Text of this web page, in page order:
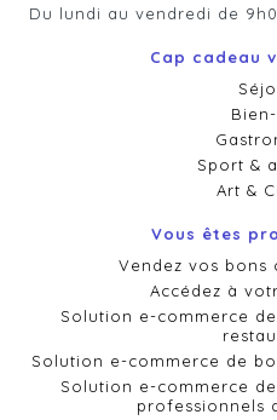
Du lundi au vendredi de
Cap cadeau
Sport &
Art &
Vous êtes
Vendez vos bons
Accédez à
Solution e-commerce
Solution e-commerce de
Solution e-commerce
professionnels